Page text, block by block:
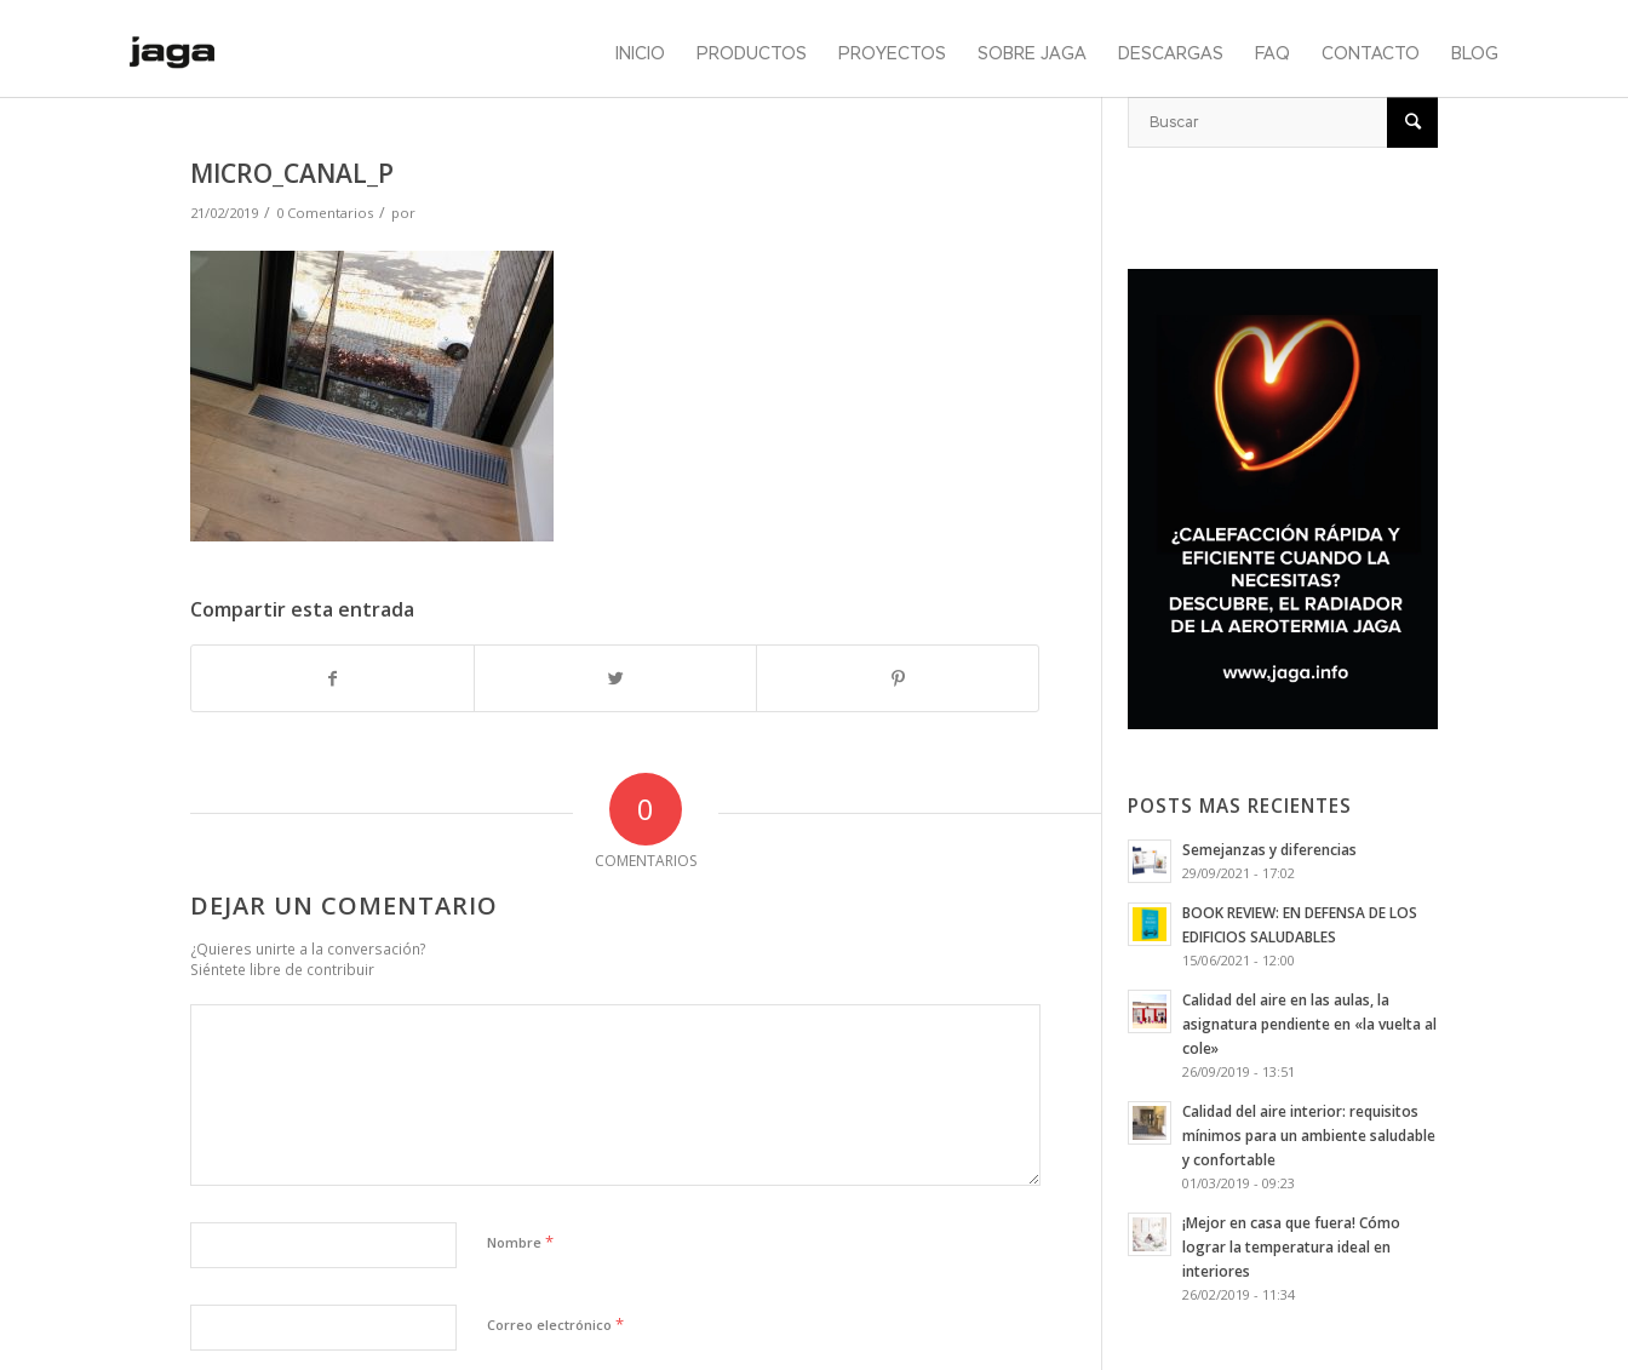
INICIO PRODUCTOS PROYECTOS SOBRE JAGA DESCARGAS FAQ CONTACTO BLOG
MICRO_CANAL_P
21/02/2019 / 0 Comentarios / por
Compartir esta entrada
0
COMENTARIOS
DEJAR UN COMENTARIO
¿Quieres unirte a la conversación?
Siéntete libre de contribuir
Nombre *
Correo electrónico *
POSTS MAS RECIENTES
Semejanzas y diferencias
29/09/2021 - 17:02
BOOK REVIEW: EN DEFENSA DE LOS
EDIFICIOS SALUDABLES
15/06/2021 - 12:00
Calidad del aire en las aulas, la
asignatura pendiente en «la vuelta al
cole»
26/09/2019 - 13:51
Calidad del aire interior: requisitos
mínimos para un ambiente saludable
y confortable
01/03/2019 - 09:23
¡Mejor en casa que fuera! Cómo
lograr la temperatura ideal en
interiores
26/02/2019 - 11:34